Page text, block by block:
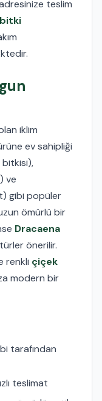
teslim
bitki
iklim
ev sahipliği
ve
gibi popüler
ömürlü bir
Dracaena
türler önerilir.
renkli çiçek
modern bir
tarafından
teslimat